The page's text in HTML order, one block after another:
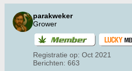
parakweker
Grower
Registratie op: Oct 2021
Berichten: 663